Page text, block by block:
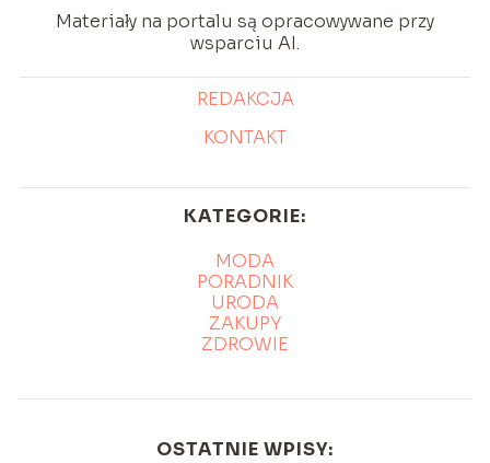
Materiały na portalu są opracowywane przy
wsparciu AI.
REDAKCJA
KONTAKT
KATEGORIE:
MODA
PORADNIK
URODA
ZAKUPY
ZDROWIE
OSTATNIE WPISY: